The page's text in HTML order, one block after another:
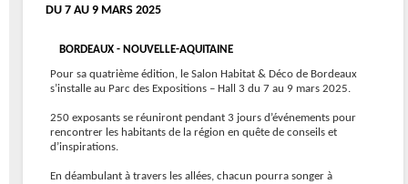
DU 7 AU 9 MARS 2025
BORDEAUX - NOUVELLE-AQUITAINE
Pour sa quatrième édition, le Salon Habitat & Déco de Bordeaux
s’installe au Parc des Expositions – Hall 3 du 7 au 9 mars 2025.
250 exposants se réuniront pendant 3 jours d’événements pour
rencontrer les habitants de la région en quête de conseils et
d’inspirations.
En déambulant à travers les allées, chacun pourra songer à